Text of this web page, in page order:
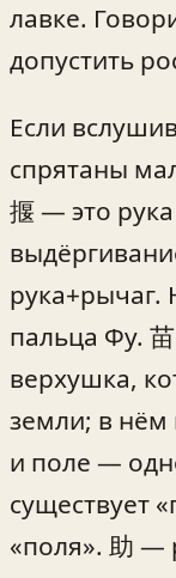
лавке.
допустить
Если
спрятаны
揠 — это
рука+рычаг.
пальца Фу.
верхушка,
земли; в нём
и поле —
существует
«поля». 助 —